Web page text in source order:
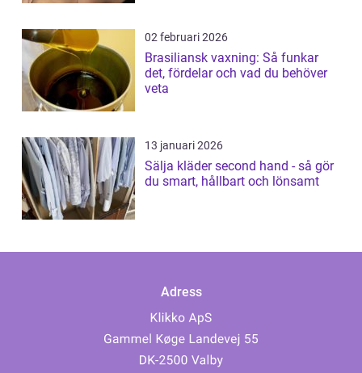
02 februari 2026
Brasiliansk vaxning: Så funkar
det, fördelar och vad du behöver
veta
13 januari 2026
Sälja kläder second hand - så gör
du smart, hållbart och lönsamt
Adress